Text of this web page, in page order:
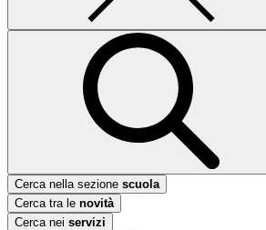
Cerca nella sezione scuola
Cerca tra le novità
Cerca nei servizi